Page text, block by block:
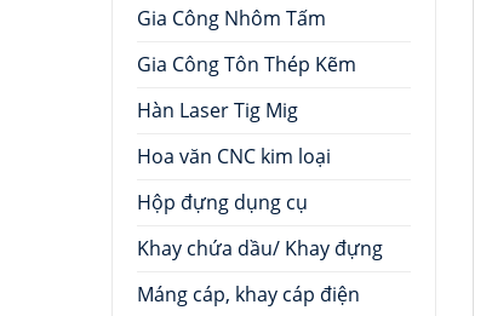
Gia Công Nhôm Tấm
Gia Công Tôn Thép Kẽm
Hàn Laser Tig Mig
Hoa văn CNC kim loại
Hộp đựng dụng cụ
Khay chứa dầu/ Khay đựng
Máng cáp, khay cáp điện